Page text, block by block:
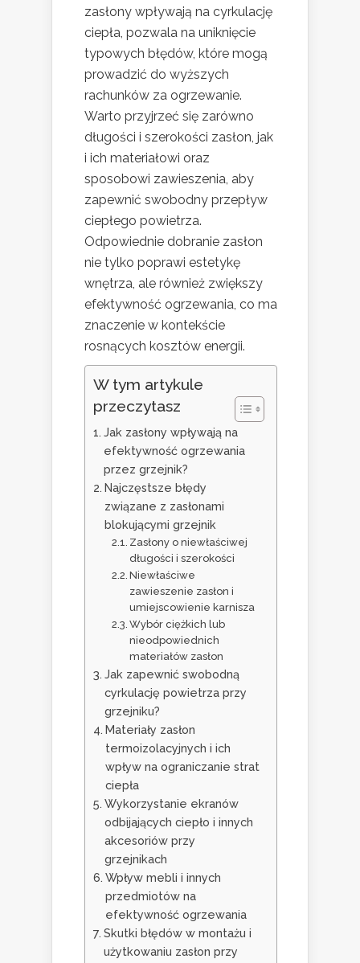
zasłony wpływają na cyrkulację
ciepła, pozwala na uniknięcie
typowych błędów, które mogą
prowadzić do wyższych
rachunków za ogrzewanie.
Warto przyjrzeć się zarówno
długości i szerokości zasłon, jak
i ich materiałowi oraz
sposobowi zawieszenia, aby
zapewnić swobodny przepływ
ciepłego powietrza.
Odpowiednie dobranie zasłon
nie tylko poprawi estetykę
wnętrza, ale również zwiększy
efektywność ogrzewania, co ma
znaczenie w kontekście
rosnących kosztów energii.
W tym artykule
przeczytasz
Jak zasłony wpływają na
efektywność ogrzewania
przez grzejnik?
Najczęstsze błędy
związane z zasłonami
blokującymi grzejnik
Zasłony o niewłaściwej
długości i szerokości
Niewłaściwe
zawieszenie zasłon i
umiejscowienie karnisza
Wybór ciężkich lub
nieodpowiednich
materiałów zasłon
Jak zapewnić swobodną
cyrkulację powietrza przy
grzejniku?
Materiały zasłon
termoizolacyjnych i ich
wpływ na ograniczanie strat
ciepła
Wykorzystanie ekranów
odbijających ciepło i innych
akcesoriów przy
grzejnikach
Wpływ mebli i innych
przedmiotów na
efektywność ogrzewania
Skutki błędów w montażu i
użytkowaniu zasłon przy